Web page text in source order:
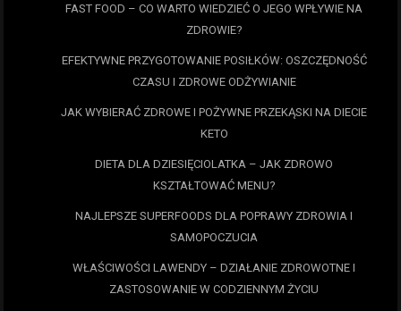
FAST FOOD – CO WARTO WIEDZIEĆ O JEGO WPŁYWIE NA
ZDROWIE?
EFEKTYWNE PRZYGOTOWANIE POSIŁKÓW: OSZCZĘDNOŚĆ
CZASU I ZDROWE ODŻYWIANIE
JAK WYBIERAĆ ZDROWE I POŻYWNE PRZEKĄSKI NA DIECIE
KETO
DIETA DLA DZIESIĘCIOLATKA – JAK ZDROWO
KSZTAŁTOWAĆ MENU?
NAJLEPSZE SUPERFOODS DLA POPRAWY ZDROWIA I
SAMOPOCZUCIA
WŁAŚCIWOŚCI LAWENDY – DZIAŁANIE ZDROWOTNE I
ZASTOSOWANIE W CODZIENNYM ŻYCIU